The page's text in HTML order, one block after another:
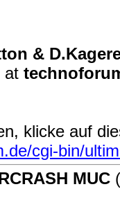
&
at
klicke auf
cgi-bin/
MUC